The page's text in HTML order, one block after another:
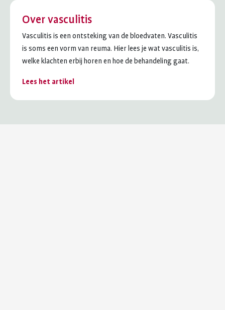
zoek?
Over vasculitis
Vasculitis is een ontsteking van de bloedvaten. Vasculitis
is soms een vorm van reuma. Hier lees je wat vasculitis is,
welke klachten erbij horen en hoe de behandeling gaat.
Lees het artikel